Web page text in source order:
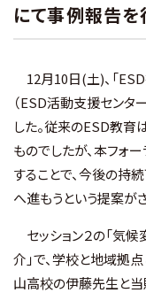
環境情報発信
お知らせ
財団概要
お問い合わせ
にて事例報告を
12月10日(土)、「
（ESD活動支援センタ
した。従来のESD教
ものでしたが、本フォ
することで、今後の持
へ進もうという提案が
セッション２の「気
介」で、学校と地域拠
山高校の伊藤先生と